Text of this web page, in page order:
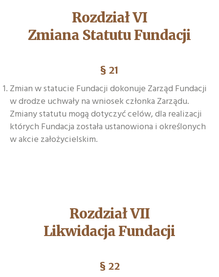
Rozdział VI
Zmiana Statutu Fundacji
§ 21
Zmian w statucie Fundacji dokonuje Zarząd Fundacji
w drodze uchwały na wniosek członka Zarządu.
Zmiany statutu mogą dotyczyć celów, dla realizacji
których Fundacja została ustanowiona i określonych
w akcie założycielskim.
Rozdział VII
Likwidacja Fundacji
§ 22